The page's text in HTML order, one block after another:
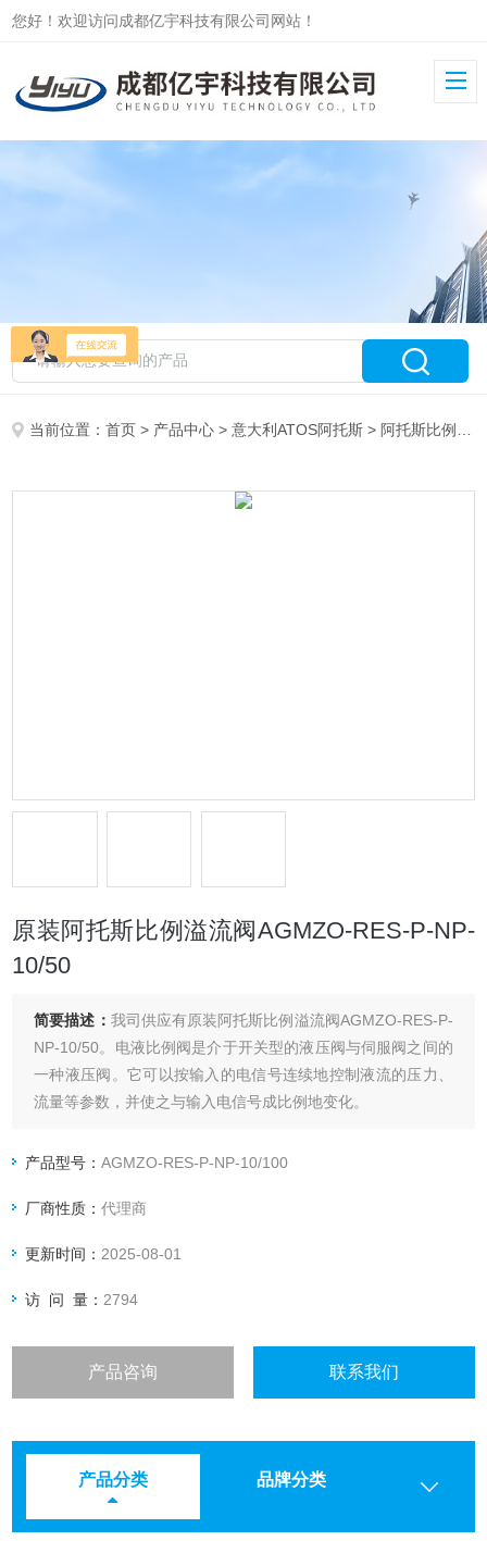
您好！欢迎访问成都亿宇科技有限公司网站！
当前位置：首页 > 产品中心 >意大利ATOS阿托斯 > 阿托斯比例阀AGMZO
原装阿托斯比例溢流阀AGMZO-RES-P-NP-
10/50
简要描述： 我司供应有原装阿托斯比例溢流阀AGMZO-RES-P-
NP-10/50。电液比例阀是介于开关型的液压阀与伺服阀之间的
一种液压阀。它可以按输入的电信号连续地控制液流的压力、
流量等参数，并使之与输入电信号成比例地变化。
产品型号：AGMZO-RES-P-NP-10/100
厂商性质：代理商
更新时间： 2025-08-01
访 问 量： 2794
产品咨询 联系我们
产品分类 品牌分类